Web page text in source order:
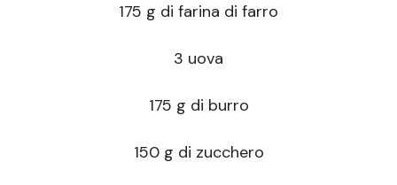
175 g di farina di farro
3 uova
175 g di burro
150 g di zucchero